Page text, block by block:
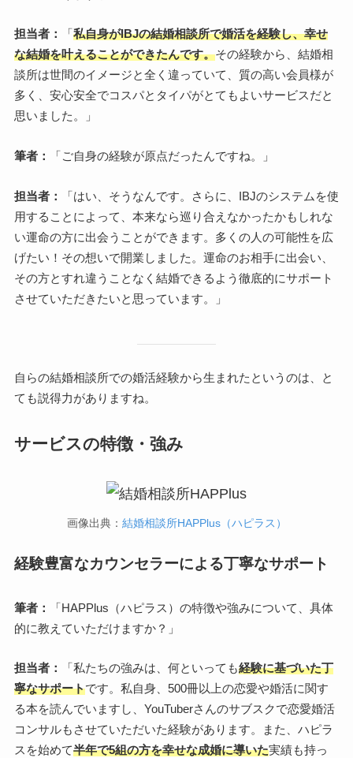
担当者： 「私自身がIBJの結婚相談所で婚活を経験し、幸せ
な結婚を叶えることができたんです。その経験から、結婚相
談所は世間のイメージと全く違っていて、質の高い会員様が
多く、安心安全でコスパとタイパがとてもよいサービスだと
思いました。」
筆者： 「ご自身の経験が原点だったんですね。」
担当者：
「はい、そうなんです。さらに、IBJのシステムを使
用することによって、本来なら巡り合えなかったかもしれな
い運命の方に出会うことができます。多くの人の可能性を広
げたい！その想いで開業しました。運命のお相手に出会い、
その方とすれ違うことなく結婚できるよう徹底的にサポート
させていただきたいと思っています。」
自らの結婚相談所での婚活経験から生まれたというのは、と
ても説得力がありますね。
サービスの特徴・強み
画像出典： 結婚相談所HAPPlus（ハピラス）
経験豊富なカウンセラーによる丁寧なサポート
筆者：
「HAPPlus（ハピラス）の特徴や強みについて、具体
的に教えていただけますか？」
担当者： 「私たちの強みは、何といっても経験に基づいた丁
寧なサポートです。私自身、500冊以上の恋愛や婚活に関す
る本を読んでいますし、YouTuberさんのサブスクで恋愛婚活
コンサルもさせていただいた経験があります。また、ハピラ
スを始めて半年で5組の方を幸せな成婚に導いた実績も持っ